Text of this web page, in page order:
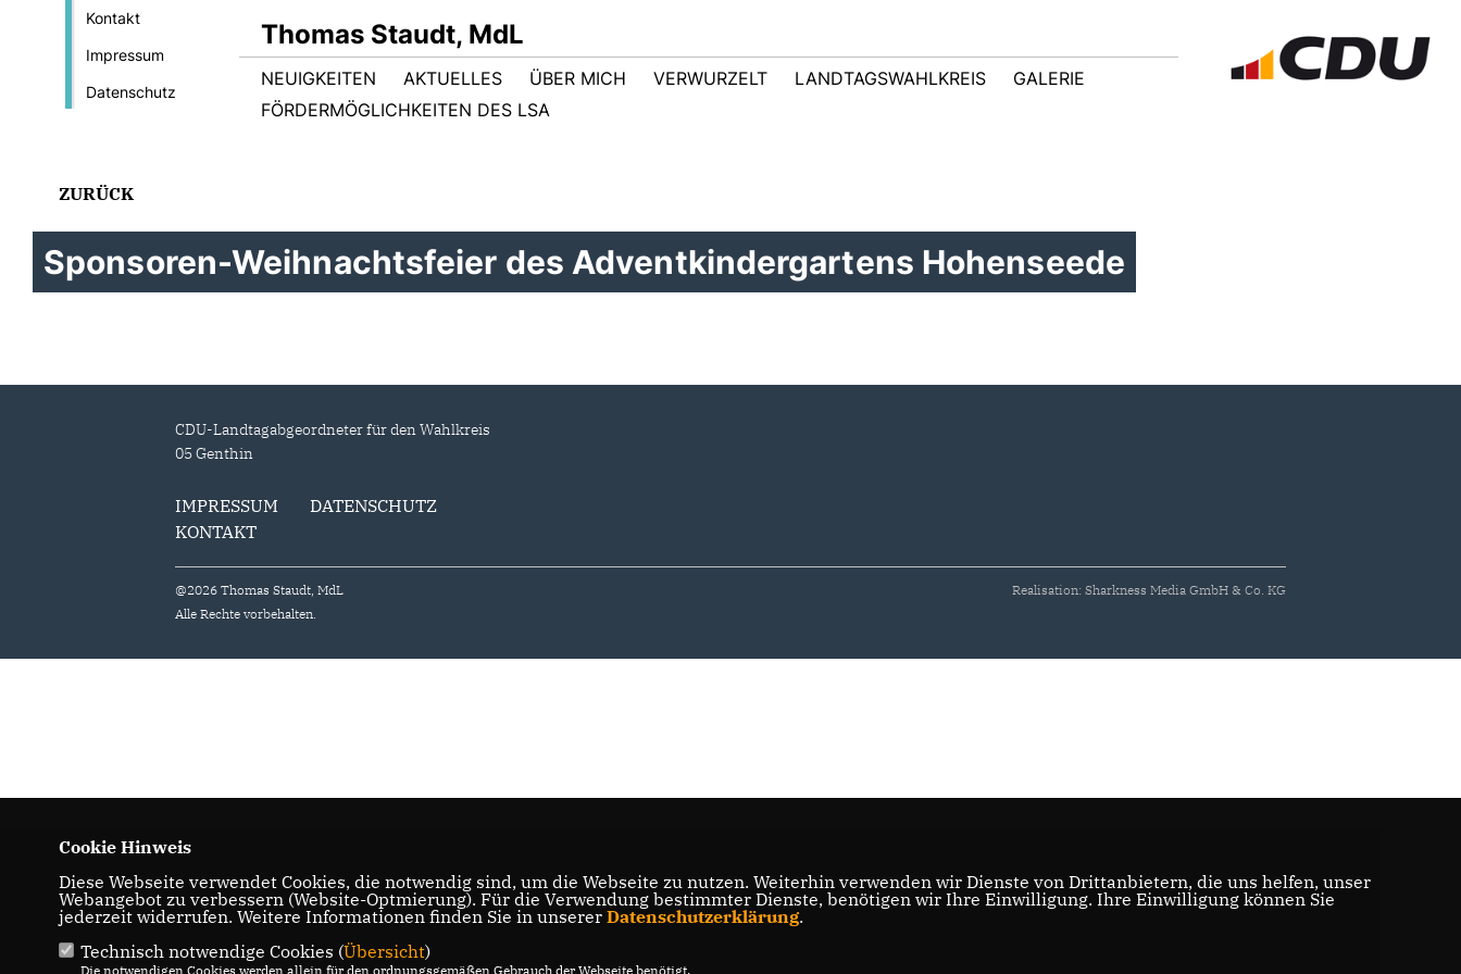
Kontakt
Impressum
Datenschutz
Thomas Staudt, MdL
NEUIGKEITEN AKTUELLES ÜBER MICH VERWURZELT LANDTAGSWAHLKREIS
GALERIE
FÖRDERMÖGLICHKEITEN DES LSA
ZURÜCK
Sponsoren-Weihnachtsfeier des Adventkindergartens Hohenseede
CDU-Landtagabgeordneter für den Wahlkreis
05 Genthin
IMPRESSUM
DATENSCHUTZ
KONTAKT
@2026 Thomas Staudt, MdL
Alle Rechte vorbehalten.
Realisation: Sharkness Media GmbH & Co. KG
Cookie Hinweis
Diese Webseite verwendet Cookies, die notwendig sind, um die Webseite zu nutzen. Weiterhin verwenden wir Dienste von Drittanbietern, die uns helfen, unser
Webangebot zu verbessern (Website-Optmierung). Für die Verwendung bestimmter Dienste, benötigen wir Ihre Einwilligung. Ihre Einwilligung können Sie
jederzeit widerrufen. Weitere Informationen finden Sie in unserer Datenschutzerklärung.
Technisch notwendige Cookies (Übersicht)
Die notwendigen Cookies werden allein für den ordnungsgemäßen Gebrauch der Webseite benötigt.